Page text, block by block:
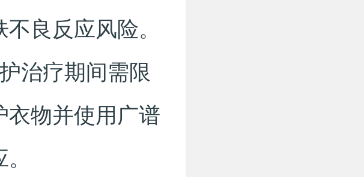
良反应风险。
治疗期间需限
衣物并使用广谱